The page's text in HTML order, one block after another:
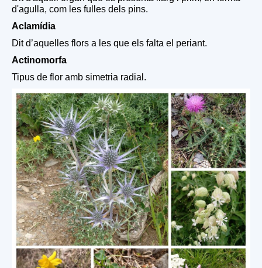
d'agulla, com les fulles dels pins.
Aclamídia
Dit d’aquelles flors a les que els falta el periant.
Actinomorfa
Tipus de flor amb simetria radial.